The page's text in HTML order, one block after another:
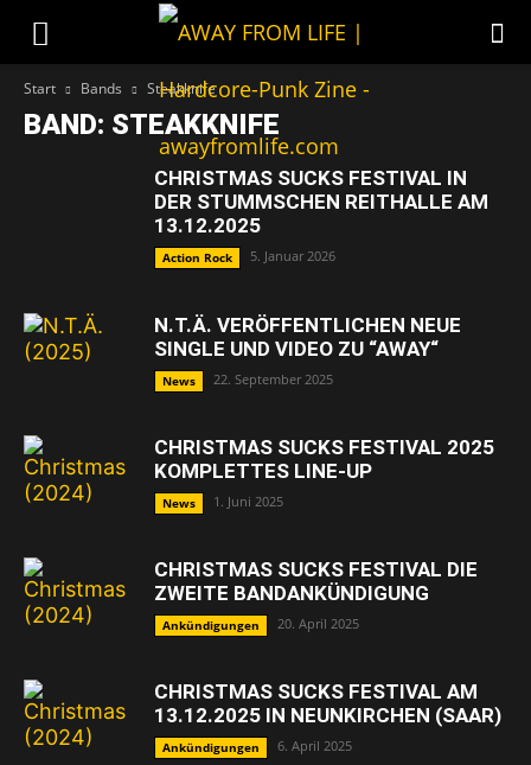
Start Bands Steakknife
BAND: STEAKKNIFE
CHRISTMAS SUCKS FESTIVAL IN
DER STUMMSCHEN REITHALLE AM
13.12.2025
Action Rock 5. Januar 2026
N.T.Ä. VERÖFFENTLICHEN NEUE
SINGLE UND VIDEO ZU “AWAY“
News 22. September 2025
CHRISTMAS SUCKS FESTIVAL 2025
KOMPLETTES LINE-UP
News 1. Juni 2025
CHRISTMAS SUCKS FESTIVAL DIE
ZWEITE BANDANKÜNDIGUNG
Ankündigungen 20. April 2025
CHRISTMAS SUCKS FESTIVAL AM
13.12.2025 IN NEUNKIRCHEN (SAAR)
Ankündigungen 6. April 2025